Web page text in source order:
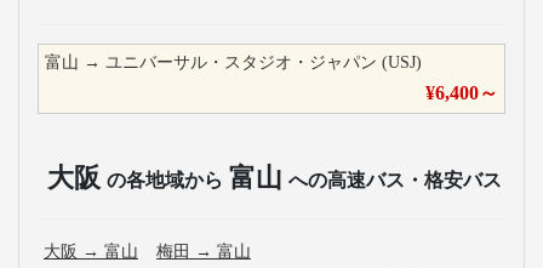
富山 → ユニバーサル・スタジオ・ジャパン (USJ)
¥6,400～
大阪 の各地域から 富山 への高速バス・格安バス
大阪 → 富山 梅田 → 富山